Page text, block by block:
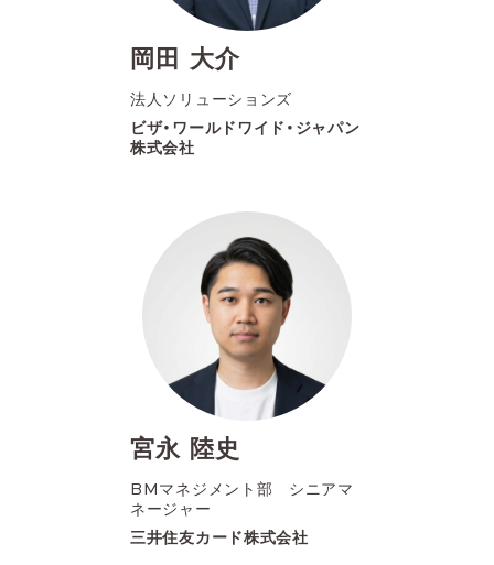
岡田 大介
法人ソリューションズ
ビザ・ワールドワイド・ジャパン
株式会社
宮永 陸史
BMマネジメント部 シニアマ
ネージャー
三井住友カード株式会社